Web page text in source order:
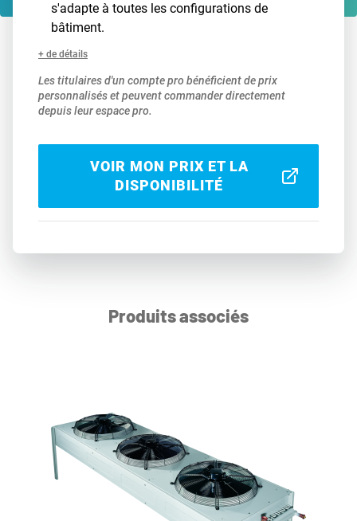
s'adapte à toutes les configurations de
bâtiment.
+ de détails
Les titulaires d'un compte pro bénéficient de prix
personnalisés et peuvent commander directement
depuis leur espace pro.
VOIR MON PRIX ET LA
DISPONIBILITÉ
Produits associés